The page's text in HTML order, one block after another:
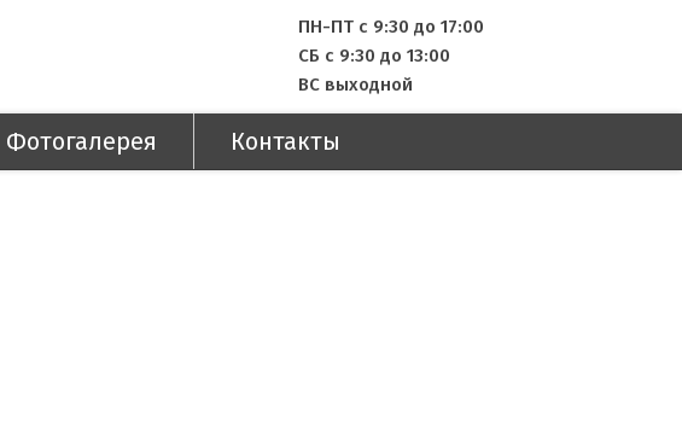
ПН-ПТ с 9:30 до 17:00
СБ с 9:30 до 13:00
ВС выходной
Фотогалерея Контакты